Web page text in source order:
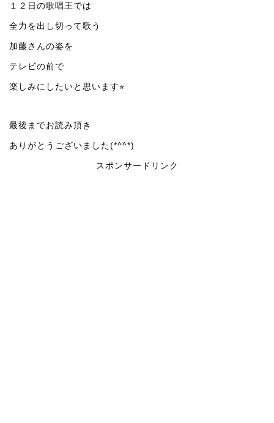
１２日の歌唱王では
全力を出し切って歌う
加藤さんの姿を
テレビの前で
楽しみにしたいと思います⭐︎
最後までお読み頂き
ありがとうございました(*^^*)
スポンサードリンク